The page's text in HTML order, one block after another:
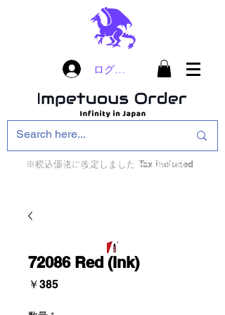
ログイン
※税込価格に改定しました Tax included
インフィニティ・ザ・ゲームのお店
72086 Red (Ink)
￥385価